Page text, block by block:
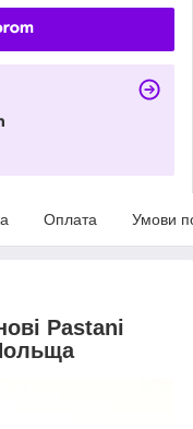
Оплата Умови
Pastani